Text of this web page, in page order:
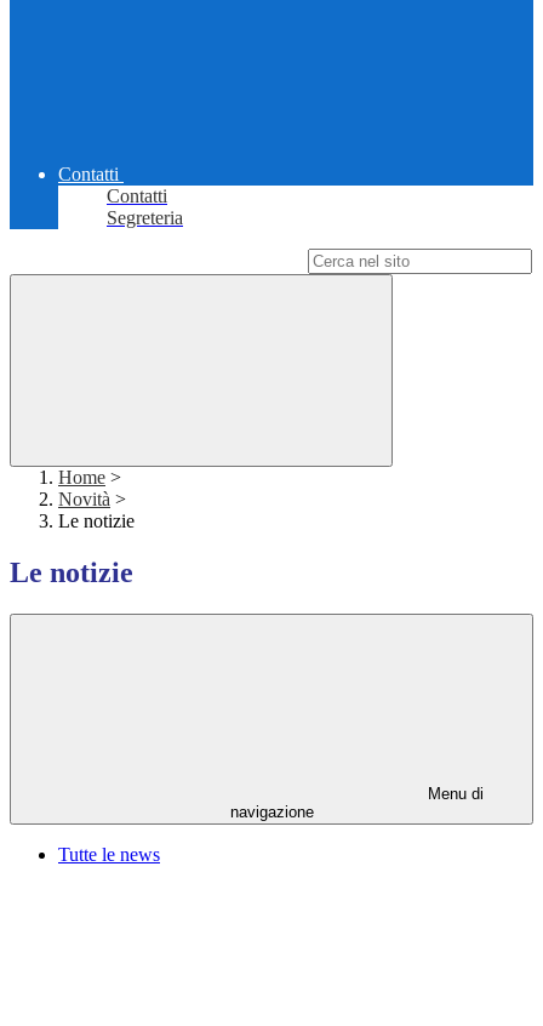
Contatti
Contatti
Segreteria
Home >
Novità >
Le notizie
Le notizie
Menu di
navigazione
Tutte le news